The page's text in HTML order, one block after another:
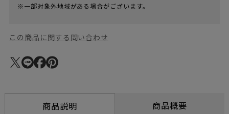
※一部対象外地域がある場合がございます。
この商品に関する問い合わせ
商品説明 商品概要